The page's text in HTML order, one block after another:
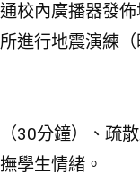
校內廣播器發
進行地震演練
30分鐘）、疏
學生情緒。